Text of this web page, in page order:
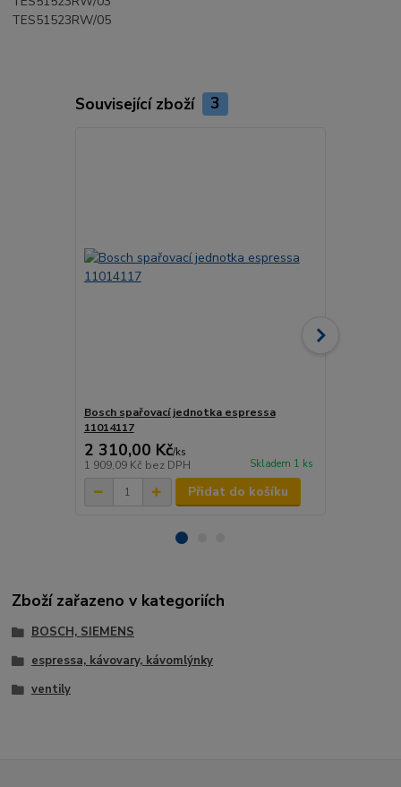
TES51523RW/05
Související zboží 3
Bosch spařovací jednotka espressa
11014117
2 310,00 Kč/ks
1 909,09 Kč bez DPH Skladem 1 ks
Přidat do košíku
Zboží zařazeno v kategoriích
BOSCH, SIEMENS
espressa, kávovary, kávomlýnky
ventily